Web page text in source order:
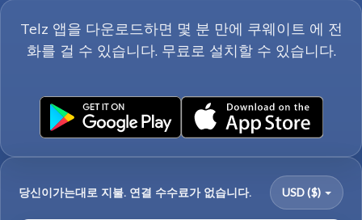
Telz 앱을 다운로드하면 몇 분 만에 쿠웨이트 에 전
화를 걸 수 있습니다. 무료로 설치할 수 있습니다.
당신이가는대로 지불. 연결 수수료가 없습니다. USD ($)